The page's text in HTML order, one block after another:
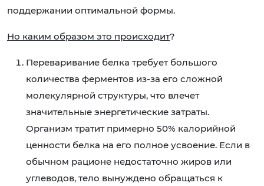
поддержании оптимальной формы.
Но каким образом это происходит?
Переваривание белка требует большого
количества ферментов из-за его сложной
молекулярной структуры, что влечет
значительные энергетические затраты.
Организм тратит примерно 50% калорийной
ценности белка на его полное усвоение. Если в
обычном рационе недостаточно жиров или
углеводов, тело вынуждено обращаться к